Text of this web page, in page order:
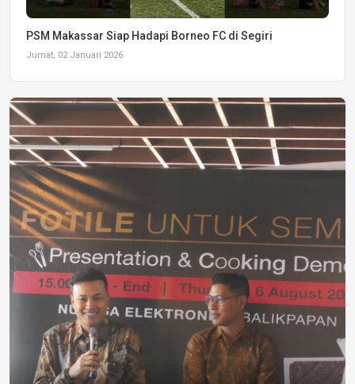
PSM Makassar Siap Hadapi Borneo FC di Segiri
Jumat, 02 Januari 2026